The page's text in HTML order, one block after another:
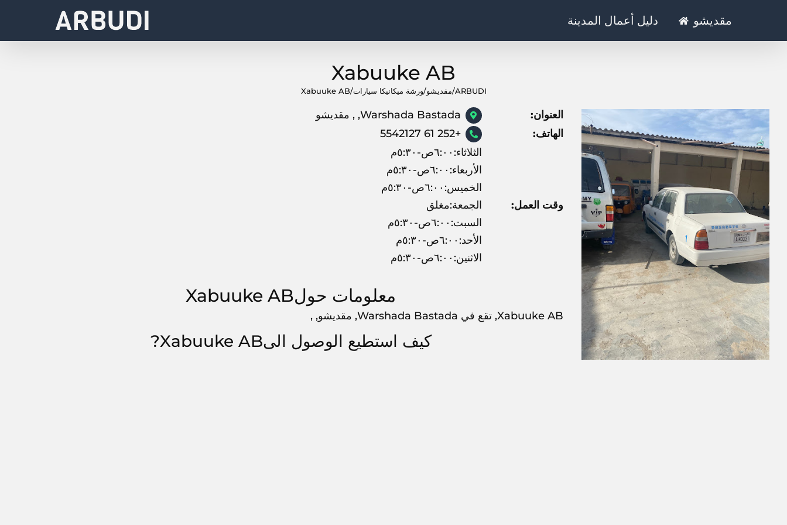
content
مقديشو دليل أعمال المدينة
Xabuuke AB
ARBUDI
/مقديشو/ورشة ميكانيكا سيارات/
Xabuuke AB
العنوان:
Warshada Bastada, , مقديشو
الهاتف:
+252 61 5542127
وقت العمل:
الثلاثاء:٦:٠٠ص-٥:٣٠م
الأربعاء:٦:٠٠ص-٥:٣٠م
الخميس:٦:٠٠ص-٥:٣٠م
الجمعة:مغلق
السبت:٦:٠٠ص-٥:٣٠م
الأحد:٦:٠٠ص-٥:٣٠م
الاثنين:٦:٠٠ص-٥:٣٠م
معلومات حولXabuuke AB
Xabuuke AB, تقع في Warshada Bastada, مقديشو, ,
كيف استطيع الوصول الىXabuuke AB?